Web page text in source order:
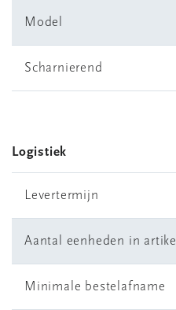
Model
Scharnierend
Logistiek
Levertermijn
Aantal eenheden in artikel
Minimale bestelafname